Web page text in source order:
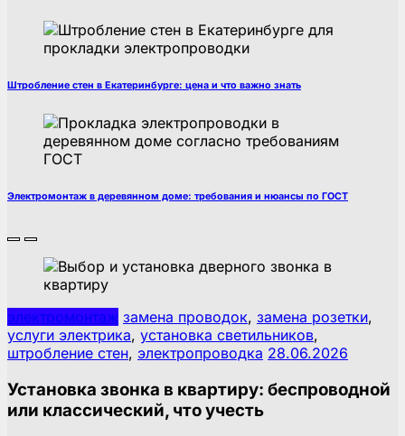
Штробление стен в Екатеринбурге: цена и что важно знать
Электромонтаж в деревянном доме: требования и нюансы по ГОСТ
электромонтаж замена проводок, замена розетки,
услуги электрика, установка светильников,
штробление стен, электропроводка 28.06.2026
Установка звонка в квартиру: беспроводной
или классический, что учесть